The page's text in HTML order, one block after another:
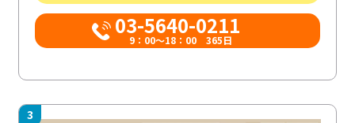
03-5640-0211
9：00～18：00 365日
3